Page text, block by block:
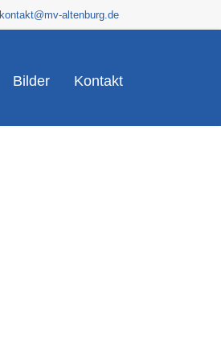
kontakt@mv-altenburg.de
Bilder Kontakt